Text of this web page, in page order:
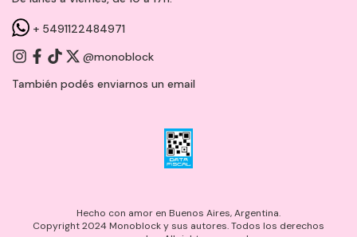
+ 5491122484971
@monoblock
También podés enviarnos un email
Hecho con amor en Buenos Aires, Argentina.
Copyright 2024 Monoblock y sus autores. Todos los derechos